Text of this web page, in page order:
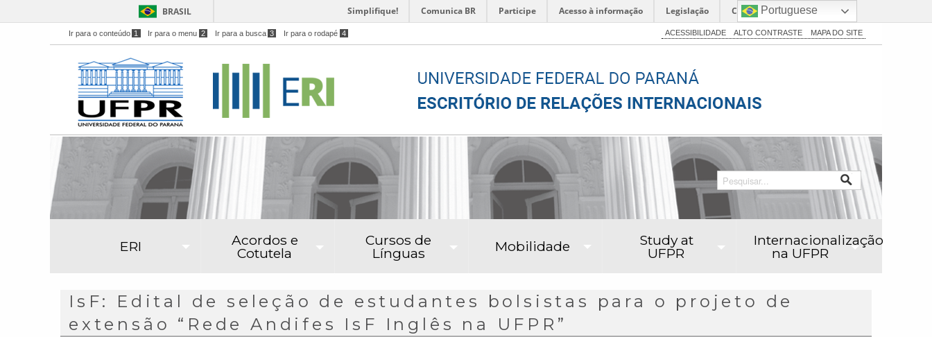
BRASIL Simplifique! Comunica BR Participe Acesso à informação Legislação Canais
Ir para o conteúdo 1 Ir para o menu 2 Ir para a busca 3 Ir para o rodapé 4 ACESSIBILIDADE ALTO CONTRASTE MAPA DO SITE
ERI Acordos e
Cotutela
Cursos de
Línguas Mobilidade Study at
UFPR
Internacionalização
na UFPR
IsF: Edital de seleção de estudantes bolsistas para o projeto de
extensão “Rede Andifes IsF Inglês na UFPR”
Portuguese